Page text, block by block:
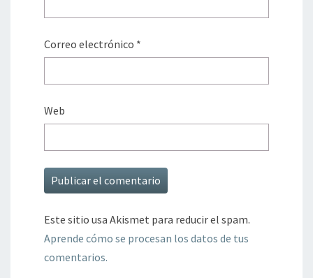
Correo electrónico *
Web
Este sitio usa Akismet para reducir el spam.
Aprende cómo se procesan los datos de tus
comentarios.